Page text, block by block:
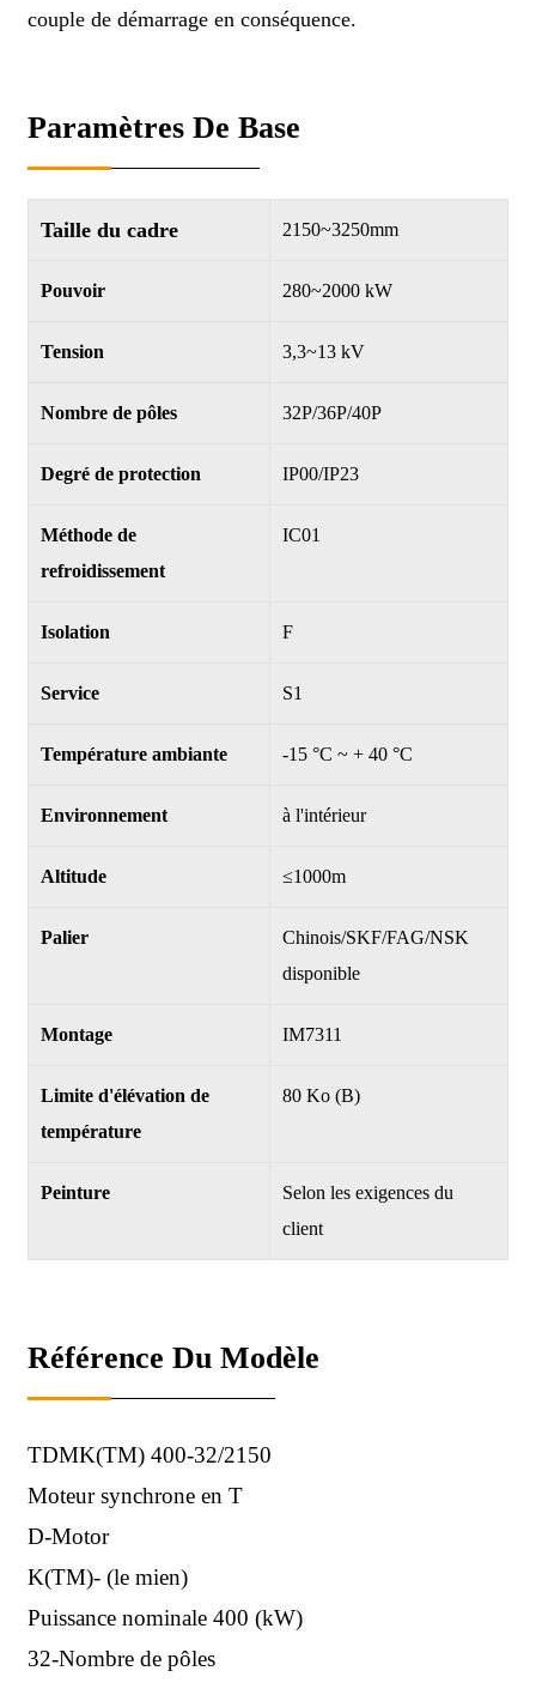
couple de démarrage en conséquence.
Paramètres De Base
Taille du cadre 2150~3250mm
Pouvoir 280~2000 kW
Tension 3,3~13 kV
Nombre de pôles 32P/36P/40P
Degré de protection IP00/IP23
Méthode de
refroidissement
IC01
Isolation F
Service S1
Température ambiante -15 °C ~ + 40 °C
Environnement à l'intérieur
Altitude ≤1000m
Palier
Chinois/SKF/FAG/NSK
disponible
Montage IM7311
Limite d'élévation de
température
80 Ko (B)
Peinture
Selon les exigences du
client
Référence Du Modèle
TDMK(TM) 400-32/2150
Moteur synchrone en T
D-Motor
K(TM)- (le mien)
Puissance nominale 400 (kW)
32-Nombre de pôles